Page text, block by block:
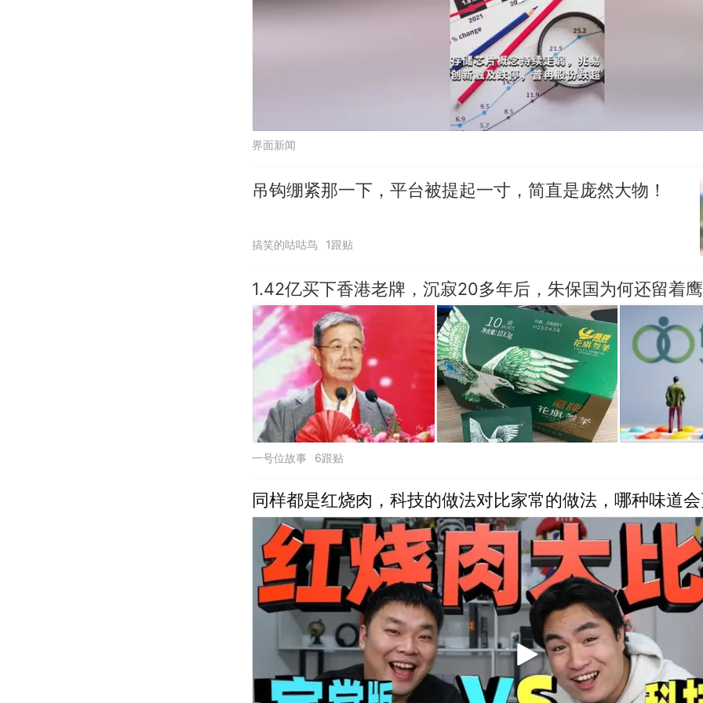
界面新闻
吊钩绷紧那一下，平台被提起一寸，简直是庞然大物！
搞笑的咕咕鸟 1跟贴
1.42亿买下香港老牌，沉寂20多年后，朱保国为何还留着
一号位故事 6跟贴
同样都是红烧肉，科技的做法对比家常的做法，哪种味道